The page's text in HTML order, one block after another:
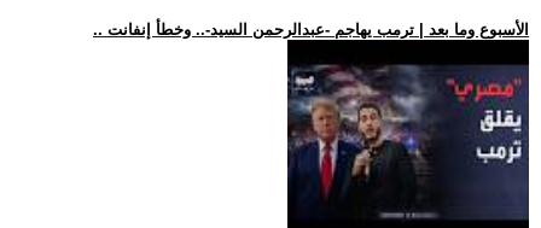
.. الأسبوع وما بعد | ترمب يهاجم -عبدالرحمن السيد-.. وخطأ إنفانت